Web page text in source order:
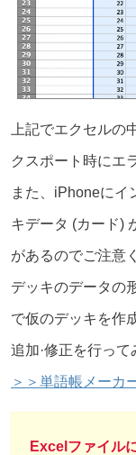
上記でエクセルの
クスポート時にエ
また、iPhoneにイ
キデータ (カード)
があるのでご注意
デッキのデータの
で仮のデッキを作
追加·修正を行って
＞＞単語帳メーカ
Excelファイル